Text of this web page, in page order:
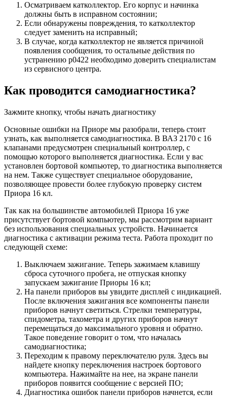
Осматриваем катколлектор. Его корпус и начинка
должны быть в исправном состоянии;
Если обнаружены повреждения, то катколлектор
следует заменить на исправный;
В случае, когда катколлектор не является причиной
появления сообщения, то остальные действия по
устранению р0422 необходимо доверить специалистам
из сервисного центра.
Как проводится самодиагностика?
Зажмите кнопку, чтобы начать диагностику
Основные ошибки на Приоре мы разобрали, теперь стоит
узнать, как выполняется самодиагностика. В ВАЗ 2170 с 16
клапанами предусмотрен специальный контроллер, с
помощью которого выполняется диагностика. Если у вас
установлен бортовой компьютер, то диагностика выполняется
на нем. Также существует специальное оборудование,
позволяющее провести более глубокую проверку систем
Приора 16 кл.
Так как на большинстве автомобилей Приора 16 уже
присутствует бортовой компьютер, мы рассмотрим вариант
без использования специальных устройств. Начинается
диагностика с активации режима теста. Работа проходит по
следующей схеме:
Выключаем зажигание. Теперь зажимаем клавишу
сброса суточного пробега, не отпуская кнопку
запускаем зажигание Приоры 16 кл;
На панели приборов вы увидите дисплей с индикацией.
После включения зажигания все компоненты панели
приборов начнут светиться. Стрелки температуры,
спидометра, тахометра и других приборов начнут
перемещаться до максимального уровня и обратно.
Такое поведение говорит о том, что началась
самодиагностика;
Переходим к правому переключателю руля. Здесь вы
найдете кнопку переключения настроек бортового
компьютера. Нажимайте на нее, на экране панели
приборов появится сообщение с версией ПО;
Диагностика ошибок панели приборов начнется, если